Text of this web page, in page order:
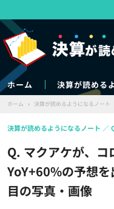
ホーム 決算が読める
ホーム › 決算が読めるようになるノート
Q. マクアケが、コ
YoY+60%の予想
目の写真・画像
決算が読めるようになるノート